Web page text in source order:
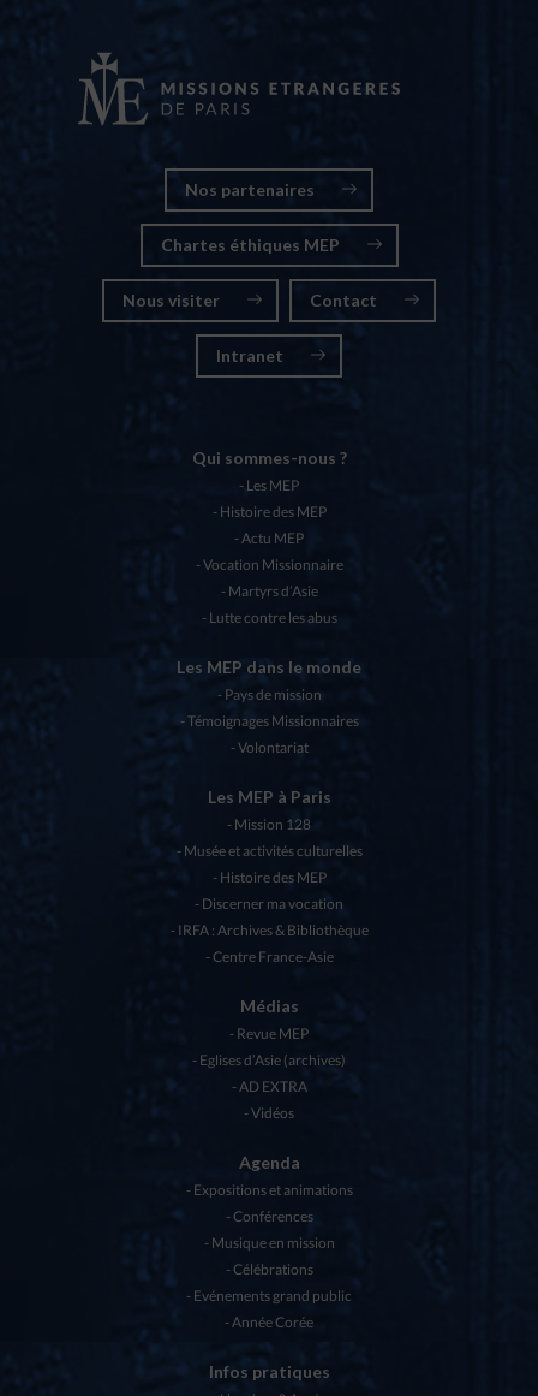
Nos partenaires
Chartes éthiques MEP
Nous visiter Contact
Intranet
Qui sommes-nous ?
Les MEP
Histoire des MEP
Actu MEP
Vocation Missionnaire
Martyrs d’Asie
Lutte contre les abus
Les MEP dans le monde
Pays de mission
Témoignages Missionnaires
Volontariat
Les MEP à Paris
Mission 128
Musée et activités culturelles
Histoire des MEP
Discerner ma vocation
IRFA : Archives & Bibliothèque
Centre France-Asie
Médias
Revue MEP
Eglises d’Asie (archives)
AD EXTRA
Vidéos
Agenda
Expositions et animations
Conférences
Musique en mission
Célébrations
Evénements grand public
Année Corée
Infos pratiques